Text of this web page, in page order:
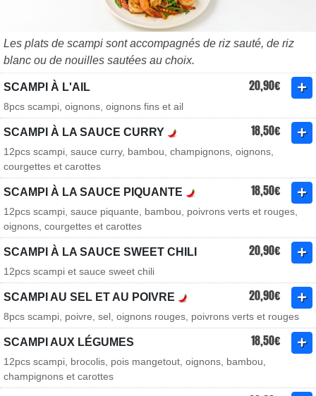
Les plats de scampi sont accompagnés de riz sauté, de riz
blanc ou de nouilles sautées au choix.
SCAMPI À L'AIL 20,90€
8pcs scampi, oignons, oignons fins et ail
SCAMPI À LA SAUCE CURRY 18,50€
12pcs scampi, sauce curry, bambou, champignons, oignons,
courgettes et carottes
SCAMPI À LA SAUCE PIQUANTE 18,50€
12pcs scampi, sauce piquante, bambou, poivrons verts et rouges,
oignons, courgettes et carottes
SCAMPI À LA SAUCE SWEET CHILI 20,90€
12pcs scampi et sauce sweet chili
SCAMPI AU SEL ET AU POIVRE 20,90€
8pcs scampi, poivre, sel, oignons rouges, poivrons verts et rouges
SCAMPI AUX LÉGUMES 18,50€
12pcs scampi, brocolis, pois mangetout, oignons, bambou,
champignons et carottes